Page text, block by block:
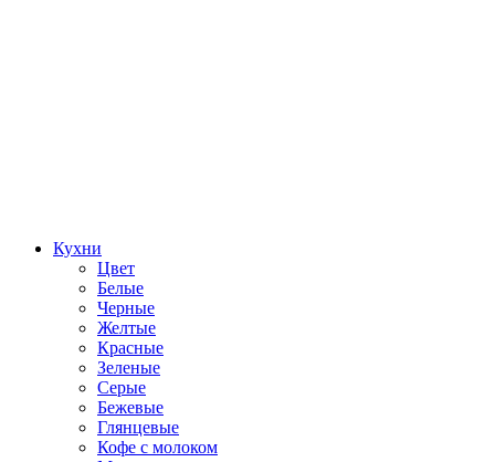
Кухни
Цвет
Белые
Черные
Желтые
Красные
Зеленые
Серые
Бежевые
Глянцевые
Кофе с молоком